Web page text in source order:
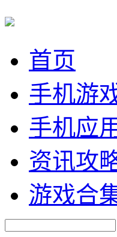
首页
手机游
手机应
资讯攻
游戏合